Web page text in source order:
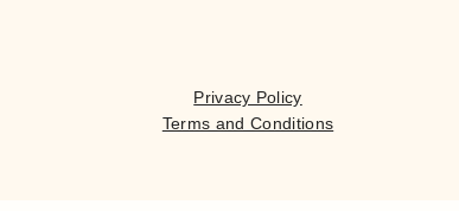
Privacy Policy
Terms and Conditions